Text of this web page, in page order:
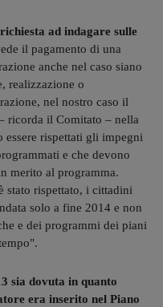
ad indagare sulle
il pagamento di una
anche nel caso siano
realizzazione o
nel nostro caso il
ricorda il Comitato – nella
essere rispettati gli impegni
e che devono
merito al programma.
stato rispettato, i cittadini
solo a fine 2014 e non
e dei programmi dei piani
sia dovuta in quanto
era inserito nel Piano